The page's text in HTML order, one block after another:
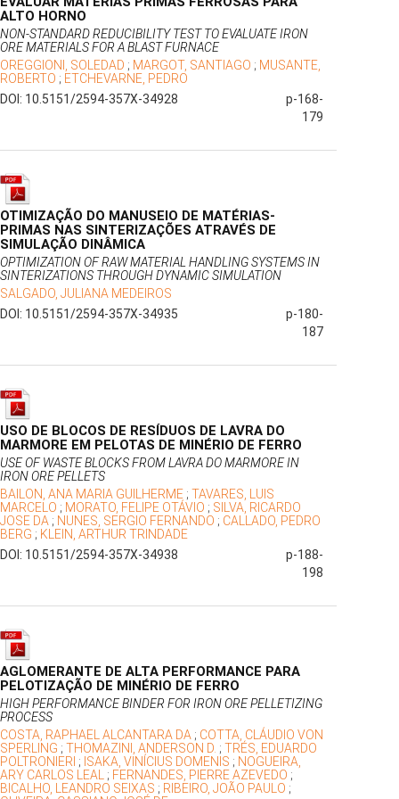
ALTO HORNO
NON-STANDARD REDUCIBILITY TEST TO EVALUATE IRON
ORE MATERIALS FOR A BLAST FURNACE
OREGGIONI, SOLEDAD ; MARGOT, SANTIAGO ; MUSANTE,
ROBERTO ; ETCHEVARNE, PEDRO
DOI: 10.5151/2594-357X-34928
p-168-
179
OTIMIZAÇÃO DO MANUSEIO DE MATÉRIAS-
PRIMAS NAS SINTERIZAÇÕES ATRAVÉS DE
SIMULAÇÃO DINÂMICA
OPTIMIZATION OF RAW MATERIAL HANDLING SYSTEMS IN
SINTERIZATIONS THROUGH DYNAMIC SIMULATION
SALGADO, JULIANA MEDEIROS
DOI: 10.5151/2594-357X-34935
p-180-
187
USO DE BLOCOS DE RESÍDUOS DE LAVRA DO
MARMORE EM PELOTAS DE MINÉRIO DE FERRO
USE OF WASTE BLOCKS FROM LAVRA DO MARMORE IN
IRON ORE PELLETS
BAILON, ANA MARIA GUILHERME ; TAVARES, LUIS
MARCELO ; MORATO, FELIPE OTÁVIO ; SILVA, RICARDO
JOSE DA ; NUNES, SERGIO FERNANDO ; CALLADO, PEDRO
BERG ; KLEIN, ARTHUR TRINDADE
DOI: 10.5151/2594-357X-34938
p-188-
198
AGLOMERANTE DE ALTA PERFORMANCE PARA
PELOTIZAÇÃO DE MINÉRIO DE FERRO
HIGH PERFORMANCE BINDER FOR IRON ORE PELLETIZING
PROCESS
COSTA, RAPHAEL ALCANTARA DA ; COTTA, CLÁUDIO VON
SPERLING ; THOMAZINI, ANDERSON D. ; TRÉS, EDUARDO
POLTRONIERI ; ISAKA, VINÍCIUS DOMENIS ; NOGUEIRA,
ARY CARLOS LEAL ; FERNANDES, PIERRE AZEVEDO ;
BICALHO, LEANDRO SEIXAS ; RIBEIRO, JOÃO PAULO ;